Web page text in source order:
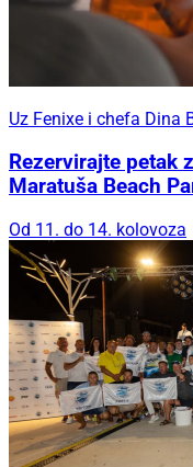
Uz Fenixe i chefa Dina
Rezervirajte petak
Maratuša Beach
Od 11. do 14. kolovoza